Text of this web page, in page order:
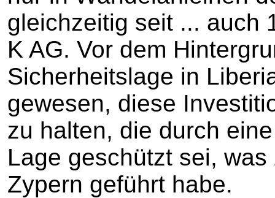
gleichzeitig seit ... auch
K AG. Vor dem
Sicherheitslage in
gewesen, diese
zu halten, die durch
Lage geschützt sei,
Zypern geführt habe.